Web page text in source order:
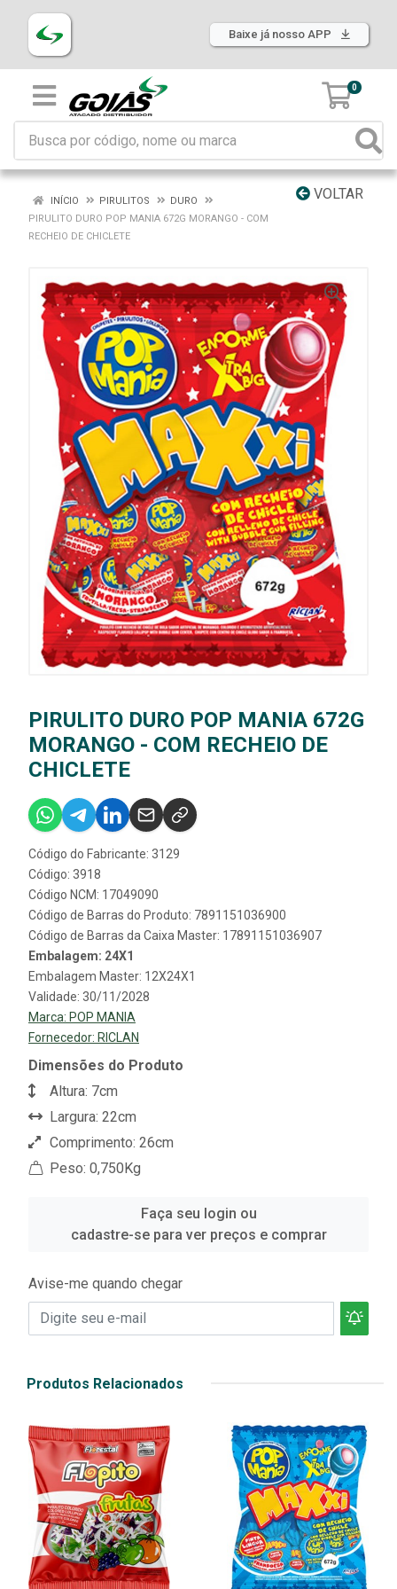
Baixe já nosso APP
0
VOLTAR
INÍCIO PIRULITOS
DURO
PIRULITO DURO POP MANIA 672G MORANGO - COM
RECHEIO DE CHICLETE
PIRULITO DURO POP MANIA 672G
MORANGO - COM RECHEIO DE
CHICLETE
Código do Fabricante: 3129
Código: 3918
Código NCM: 17049090
Código de Barras do Produto: 7891151036900
Código de Barras da Caixa Master: 17891151036907
Embalagem: 24X1
Embalagem Master: 12X24X1
Validade: 30/11/2028
Marca: POP MANIA
Fornecedor: RICLAN
Dimensões do Produto
Altura: 7cm
Largura: 22cm
Comprimento: 26cm
Peso: 0,750Kg
Faça seu login ou
cadastre-se para ver preços e comprar
Avise-me quando chegar
Produtos Relacionados